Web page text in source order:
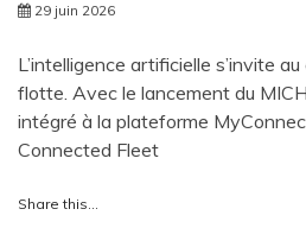
29 juin 2026
L’intelligence artificielle s’invite
flotte. Avec le lancement du
intégré à la plateforme
Connected Fleet
Share this...